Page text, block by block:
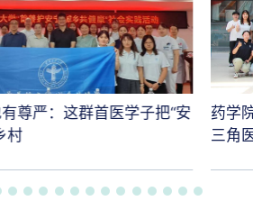
尊严：这群首医学子把“安
村
药学
三角